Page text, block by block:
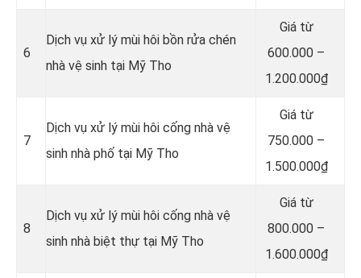
6
Dịch vụ xử lý mùi hôi bồn rửa chén
nhà vệ sinh tại Mỹ Tho
Giá từ
600.000 –
1.200.000₫
7
Dịch vụ xử lý mùi hôi cống nhà vệ
sinh nhà phố tại Mỹ Tho
Giá từ
750.000 –
1.500.000₫
8
Dịch vụ xử lý mùi hôi cống nhà vệ
sinh nhà biệt thự tại Mỹ Tho
Giá từ
800.000 –
1.600.000₫